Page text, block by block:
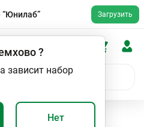
Загрузить
?
зависит набор
Нет
услуги